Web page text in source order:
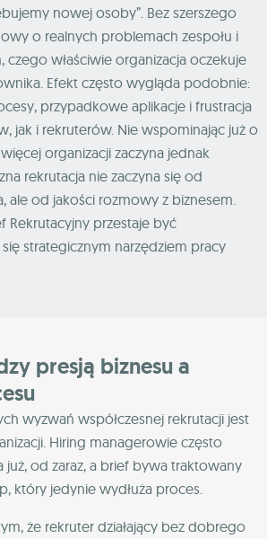
nowej osoby”. Bez szerszego
o realnych problemach zespołu i
czego właściwie organizacja oczekuje
Efekt często wygląda podobnie:
przypadkowe aplikacje i frustracja
jak i rekruterów. Nie wspominając już o
organizacji zaczyna jednak
rekrutacja nie zaczyna się od
ale od jakości rozmowy z biznesem.
Rekrutacyjny przestaje być
strategicznym narzędziem pracy
presją biznesu a
wyzwań współczesnej rekrutacji jest
Hiring managerowie często
od zaraz, a brief bywa traktowany
który jedynie wydłuża proces.
że rekruter działający bez dobrego